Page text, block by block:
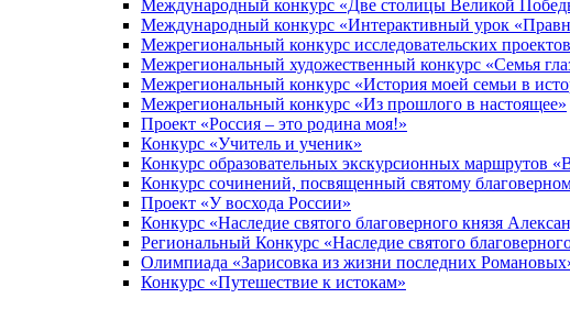
Международный конкурс «Две столицы Великой
Международный конкурс «Интерактивный урок
Межрегиональный конкурс исследовательских
Межрегиональный художественный конкурс «Семья
Межрегиональный конкурс «История моей семьи в
Межрегиональный конкурс «Из прошлого в настоящее»
Проект «Россия – это родина моя!»
Конкурс «Учитель и ученик»
Конкурс образовательных экскурсионных маршрутов
Конкурс сочинений, посвященный святому
Проект «У восхода России»
Конкурс «Наследие святого благоверного князя
Региональный Конкурс «Наследие святого
Олимпиада «Зарисовка из жизни последних
Конкурс «Путешествие к истокам»